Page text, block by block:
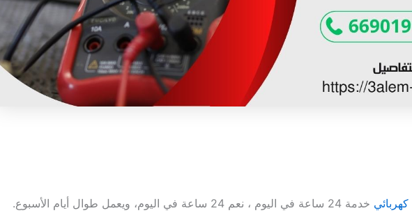
كهربائي خدمة 24 ساعة في اليوم ، نعم 24 ساعة في اليوم، ويعمل طوال أيام الأسبوع.